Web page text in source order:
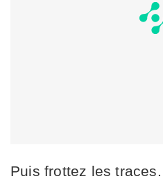
Puis frottez les